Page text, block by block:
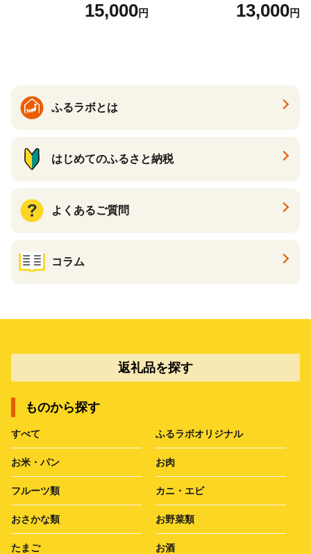
15,000円 13,000円
ふるラボとは
はじめてのふるさと納税
よくあるご質問
コラム
返礼品を探す
ものから探す
すべて ふるラボオリジナル
お米・パン お肉
フルーツ類 カニ・エビ
おさかな類 お野菜類
たまご お酒